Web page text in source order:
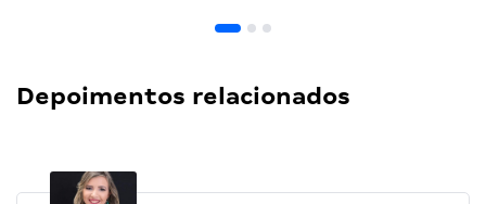
Depoimentos relacionados